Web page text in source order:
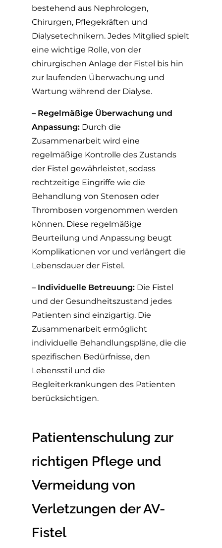
bestehend aus Nephrologen,
Chirurgen, Pflegekräften und
Dialysetechnikern. Jedes Mitglied spielt
eine wichtige Rolle, von der
chirurgischen Anlage der Fistel bis hin
zur laufenden Überwachung und
Wartung während der Dialyse.
– Regelmäßige Überwachung und
Anpassung:Durch die
Zusammenarbeit wird eine
regelmäßige Kontrolle des Zustands
der Fistel gewährleistet, sodass
rechtzeitige Eingriffe wie die
Behandlung von Stenosen oder
Thrombosen vorgenommen werden
können. Diese regelmäßige
Beurteilung und Anpassung beugt
Komplikationen vor und verlängert die
Lebensdauer der Fistel.
– Individuelle Betreuung:Die Fistel
und der Gesundheitszustand jedes
Patienten sind einzigartig. Die
Zusammenarbeit ermöglicht
individuelle Behandlungspläne, die die
spezifischen Bedürfnisse, den
Lebensstil und die
Begleiterkrankungen des Patienten
berücksichtigen.
Patientenschulung zur
richtigen Pflege und
Vermeidung von
Verletzungen der AV-
Fistel